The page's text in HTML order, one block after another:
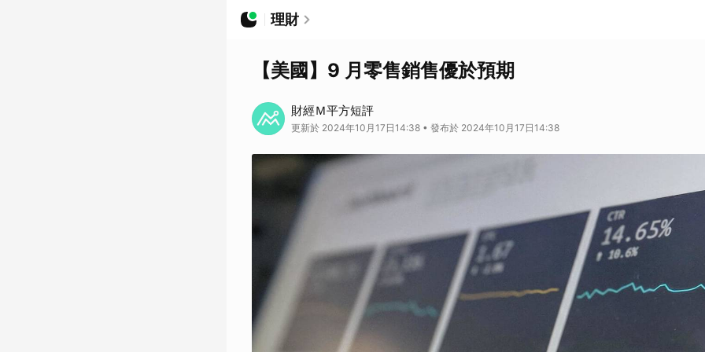
理財
【美國】9 月零售銷售優於預期
財經Ｍ平方短評
更新於 2024年10月17日14:38 • 發布於 2024年10月17日14:38